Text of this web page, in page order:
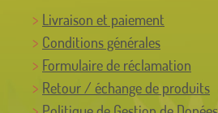
Livraison et paiement
Conditions générales
Formulaire de réclamation
Retour / échange de produits